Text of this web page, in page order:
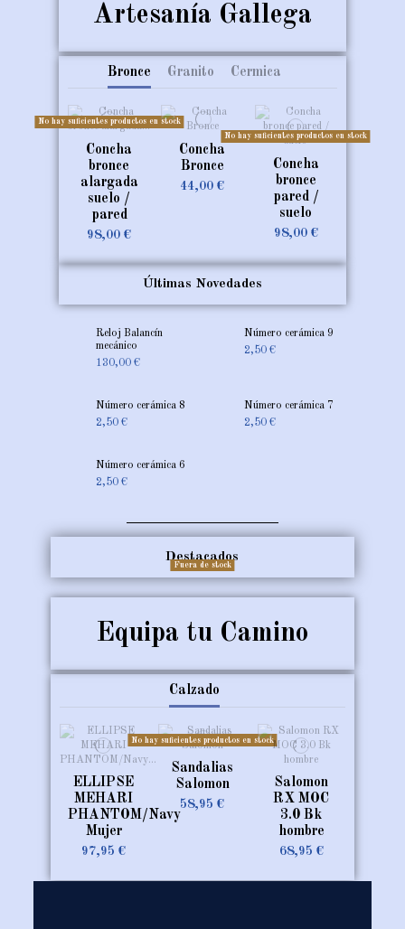
Artesanía Gallega
Bronce Granito Cermica
No hay suficientes productos en stock
Concha
bronce
alargada
suelo /
pared
98,00 €
Concha
Bronce
44,00 €
No hay suficientes productos en stock
Concha
bronce
pared /
suelo
98,00 €
25,00 €
peana
20,00 €
15,00 €
No hay suficientes productos en stock
Trisquel
Perenne
15,00 €
Últimas Novedades
Reloj Balancín
mecánico
130,00 €
Número cerámica 9
2,50 €
Número cerámica 8
2,50 €
Número cerámica 7
2,50 €
Número cerámica 6
2,50 €
Destacados
Fuera de stock
Equipa tu Camino
Calzado
ELLIPSE
MEHARI
PHANTOM/Navy
Mujer
97,95 €
No hay suficientes productos en stock
Sandalias
Salomon
58,95 €
Salomon
RX MOC
3.0 Bk
hombre
68,95 €